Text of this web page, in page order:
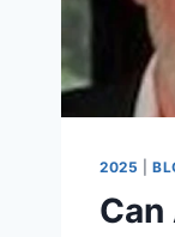
2025 |
Can